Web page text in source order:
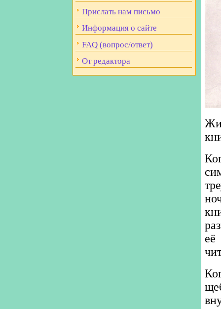
Прислать нам письмо
Информация о сайте
FAQ (вопрос/ответ)
От редактора